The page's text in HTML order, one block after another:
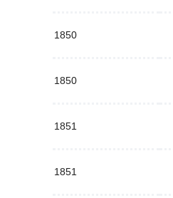
1850
1850
1851
1851